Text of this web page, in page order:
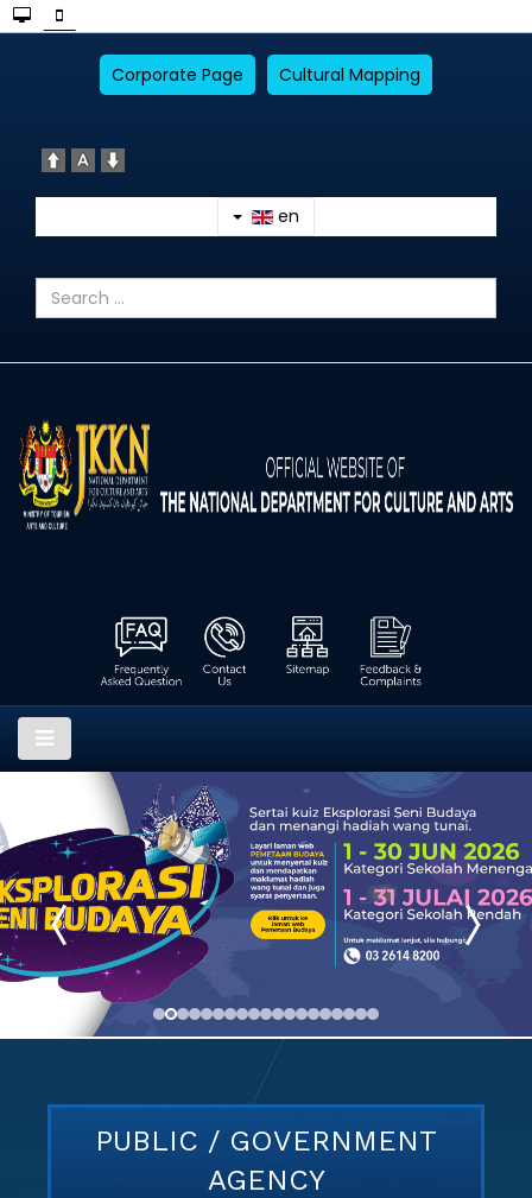
Corporate Page Cultural Mapping
en
PUBLIC / GOVERNMENT
AGENCY